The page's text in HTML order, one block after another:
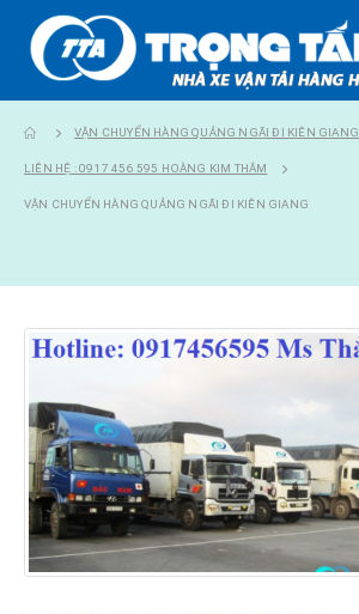
VẬN CHUYỂN HÀNG QUẢNG NGÃI ĐI KIÊN GIANG
LIÊN HỆ : 0917 456 595 HOÀNG KIM THẮM
VẬN CHUYỂN HÀNG QUẢNG NGÃI ĐI KIÊN GIANG